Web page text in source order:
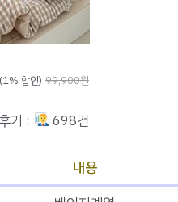
(1% 할인) 99,900원
기 : 698건
내용